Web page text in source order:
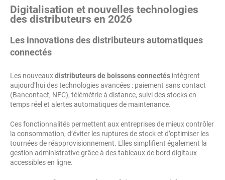
Digitalisation et nouvelles technologies
des distributeurs en 2026
Les innovations desdistributeurs automatiques
connectés
Les nouveauxdistributeurs de boissons connectés intègrent
aujourd’hui des technologies avancées : paiement sans contact
(Bancontact, NFC), télémétrie à distance, suivi des stocks en
temps réel et alertes automatiques de maintenance.
Ces fonctionnalités permettent aux entreprises de mieux contrôler
la consommation, d’éviter les ruptures de stock et d’optimiser les
tournées de réapprovisionnement. Elles simplifient également la
gestion administrative grâce à des tableaux de bord digitaux
accessibles en ligne.